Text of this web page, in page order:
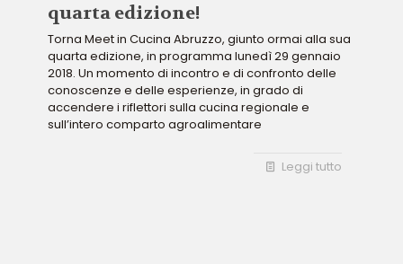
quarta edizione!
Torna Meet in Cucina Abruzzo, giunto ormai alla sua
quarta edizione, in programma lunedì 29 gennaio
2018. Un momento di incontro e di confronto delle
conoscenze e delle esperienze, in grado di
accendere i riflettori sulla cucina regionale e
sull’intero comparto agroalimentare
Leggi tutto